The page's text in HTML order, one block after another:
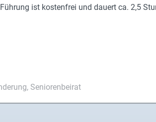
ist kos­ten­frei und dau­ert ca. 2,5
Seniorenbeirat